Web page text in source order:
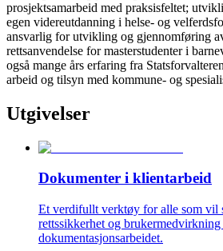
prosjektsamarbeid med praksisfeltet;
egen videreutdanning i helse- og
ansvarlig for utvikling og gjennomføring
rettsanvendelse for masterstudenter i
også mange års erfaring fra
arbeid og tilsyn med kommune- og
Utgivelser
Dokumenter i klientarbeid
Et verdifullt verktøy for alle som vil
rettssikkerhet og brukermedvirkning
dokumentasjonsarbeidet.